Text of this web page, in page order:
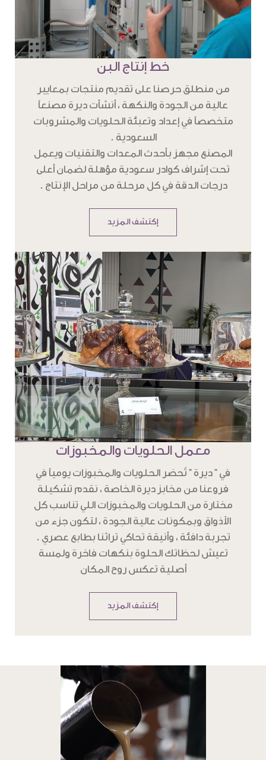
خط إنتاج البن
من منطلق حرصنا على تقديم منتجات بمعايير
عالية من الجودة والنكهة ، أنشأت ديرة مصنعاً
متخصصاً في إعداد وتعبئة الحلويات والمشروبات
السعودية .
المصنع مجهز بأحدث المعدات والتقنيات ويعمل
تحت إشراف كوادر سعودية مؤهلة لضمان أعلى
درجات الدقة في كل مرحلة من مراحل الإنتاج .
إكتشف المزيد
معمل الحلويات والمخبوزات
في " ديرة " تُحضر الحلويات والمخبوزات يومياً في
فروعنا من مخابز ديرة الخاصة ، نقدم تشكيلة
مختارة من الحلويات والمخبوزات اللي تناسب كل
الأذواق وبمكونات عالية الجودة ، لتكون جزء من
تجربة دافئة ، وأنيقة تحاكي تراثنا بطابع عصري .
تعيش لحظاتك الحلوة بنكهات فاخرة ولمسة
أصلية تعكس روح المكان
إكتشف المزيد